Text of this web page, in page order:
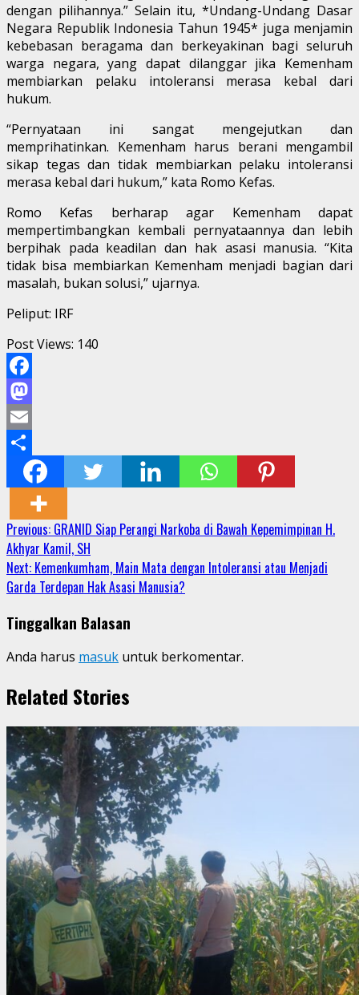
dengan pilihannya.” Selain itu, *Undang-Undang Dasar
Negara Republik Indonesia Tahun 1945* juga menjamin
kebebasan beragama dan berkeyakinan bagi seluruh
warga negara, yang dapat dilanggar jika Kemenham
membiarkan pelaku intoleransi merasa kebal dari
hukum.
“Pernyataan ini sangat mengejutkan dan
memprihatinkan. Kemenham harus berani mengambil
sikap tegas dan tidak membiarkan pelaku intoleransi
merasa kebal dari hukum,” kata Romo Kefas.
Romo Kefas berharap agar Kemenham dapat
mempertimbangkan kembali pernyataannya dan lebih
berpihak pada keadilan dan hak asasi manusia. “Kita
tidak bisa membiarkan Kemenham menjadi bagian dari
masalah, bukan solusi,” ujarnya.
Peliput: IRF
Post Views: 140
Facebook
Mastodon
Email
Share
Continue
Reading
Previous: GRANID Siap Perangi Narkoba di Bawah Kepemimpinan H.
Akhyar Kamil, SH
Next: Kemenkumham, Main Mata dengan Intoleransi atau Menjadi
Garda Terdepan Hak Asasi Manusia?
Tinggalkan Balasan
Anda harus masuk untuk berkomentar.
Related Stories